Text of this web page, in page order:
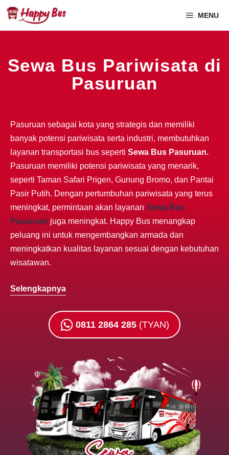
MENU
Sewa Bus Pariwisata di
Pasuruan
Pasuruan sebagai kota yang strategis dan memiliki
banyak potensi pariwisata serta industri, membutuhkan
layanan transportasi bus seperti Sewa Bus Pasuruan.
Pasuruan memiliki potensi pariwisata yang menarik,
seperti Taman Safari Prigen, Gunung Bromo, dan Pantai
Pasir Putih. Dengan pertumbuhan pariwisata yang terus
meningkat, permintaan akan layanan Sewa Bus
Pasuruan juga meningkat. Happy Bus menangkap
peluang ini untuk mengembangkan armada dan
meningkatkan kualitas layanan sesuai dengan kebutuhan
wisatawan.
Selengkapnya
0811 2864 285 (TYAN)